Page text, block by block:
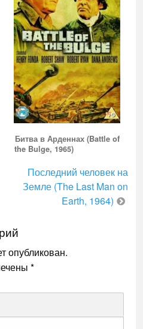
Битва в Арденнах (Battle of
the Bulge, 1965)
Последний человек на
Земле (The Last Man on
Earth, 1964)
опубликован.
*